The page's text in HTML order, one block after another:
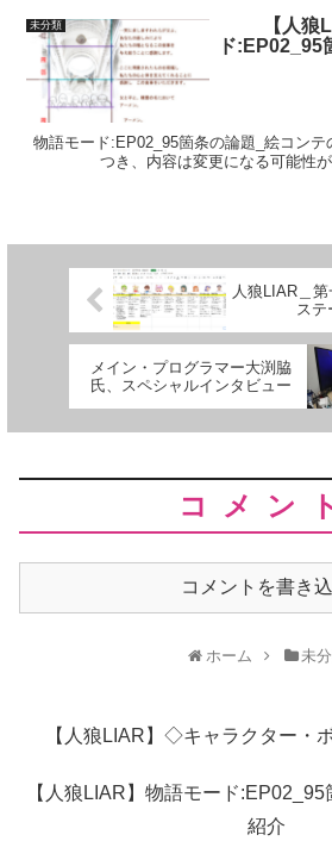
未分類
【人
ド:EP02_95
物語モード:EP02_95箇条の論題_絵コン
つき、内容は変更になる可能性が
人狼LIAR＿
ステ
メイン・プログラマー大渕脇
氏、スペシャルインタビュー
コメン
コメントを書き
ホーム 未
【人狼LIAR】◇キャラクター・
【人狼LIAR】物語モード
紹介